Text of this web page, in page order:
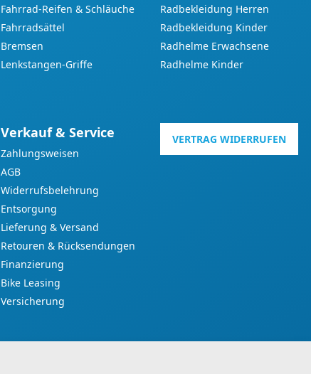
Fahrrad-Reifen & Schläuche
Fahrradsättel
Bremsen
Lenkstangen-Griffe
Radbekleidung Herren
Radbekleidung Kinder
Radhelme Erwachsene
Radhelme Kinder
Verkauf & Service
Zahlungsweisen
AGB
Widerrufsbelehrung
Entsorgung
Lieferung & Versand
Retouren & Rücksendungen
Finanzierung
Bike Leasing
Versicherung
VERTRAG WIDERRUFEN